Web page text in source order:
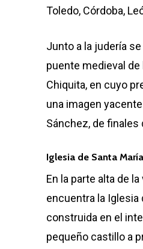
Toledo, Córdoba,
Junto a la judería
puente medieval de
Chiquita, en cuyo
una imagen
Sánchez, de finales
Iglesia de Santa María
En la parte alta de la
encuentra la Iglesia
construida en el
pequeño castillo a